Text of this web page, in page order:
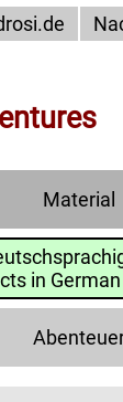
Material
in